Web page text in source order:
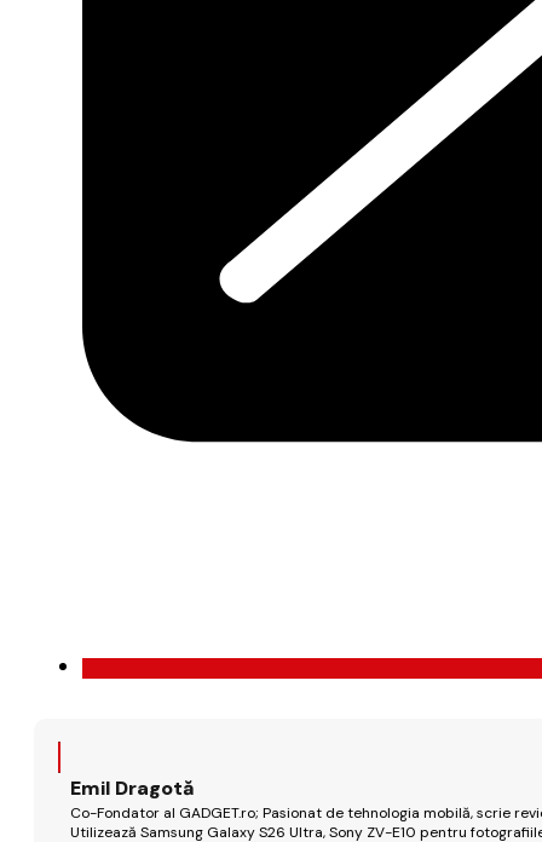
Emil Dragotă
Co-Fondator al GADGET.ro; Pasionat de tehnologia mobilă, scrie
Utilizează Samsung Galaxy S26 Ultra, Sony ZV-E10 pentru